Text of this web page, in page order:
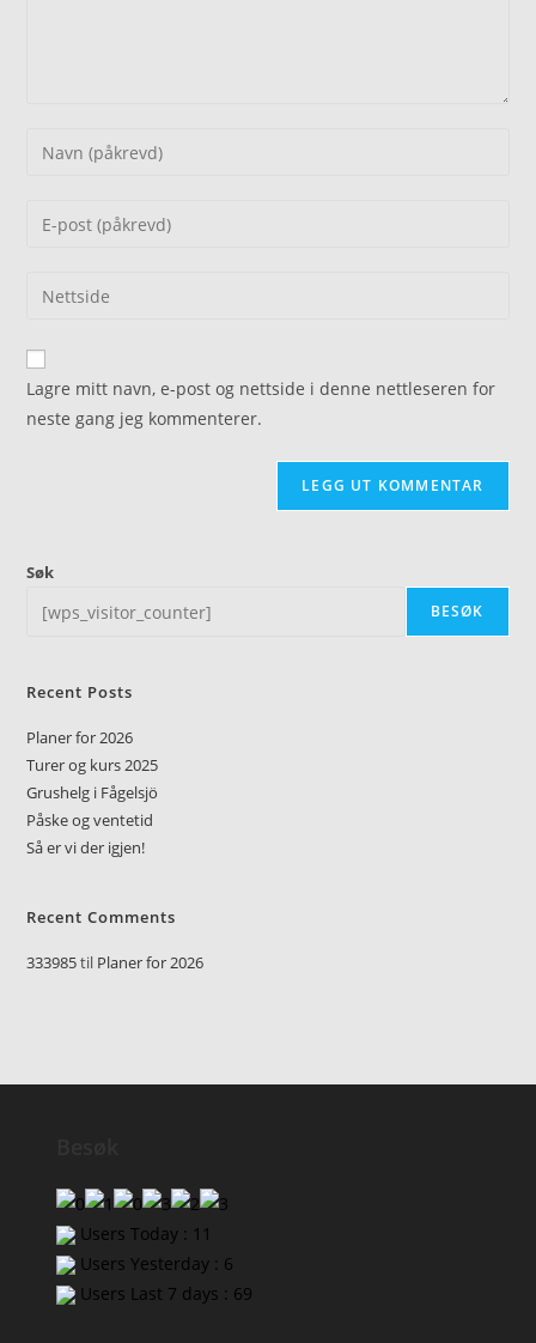
Lagre mitt navn, e-post og nettside i denne nettleseren for
neste gang jeg kommenterer.
Søk
BESØK
Recent Posts
Planer for 2026
Turer og kurs 2025
Grushelg i Fågelsjö
Påske og ventetid
Så er vi der igjen!
Recent Comments
333985til Planer for 2026
Users Today : 11
Users Yesterday : 6
Users Last 7 days : 69